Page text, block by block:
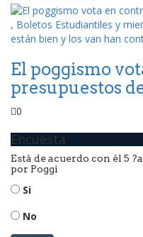
El poggismo
presupuestos
0
Encuesta
Está de acuerdo con él 5
por Poggi
Si
No